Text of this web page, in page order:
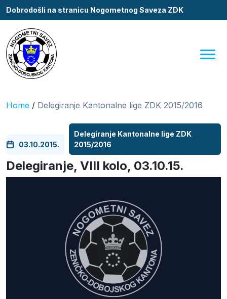
Dobrodošli na stranicu Nogometnog Saveza ZDK
Home / Delegiranje Kantonalne lige ZDK 2015/2016
03.10.2015.
Delegiranje Kantonalne lige ZDK
2015/2016
Delegiranje, VIII kolo, 03.10.15.